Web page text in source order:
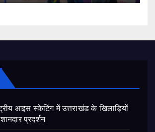
आइस स्केटिंग में उत्तराखंड के खिलाड़ियों
प्रदर्शन